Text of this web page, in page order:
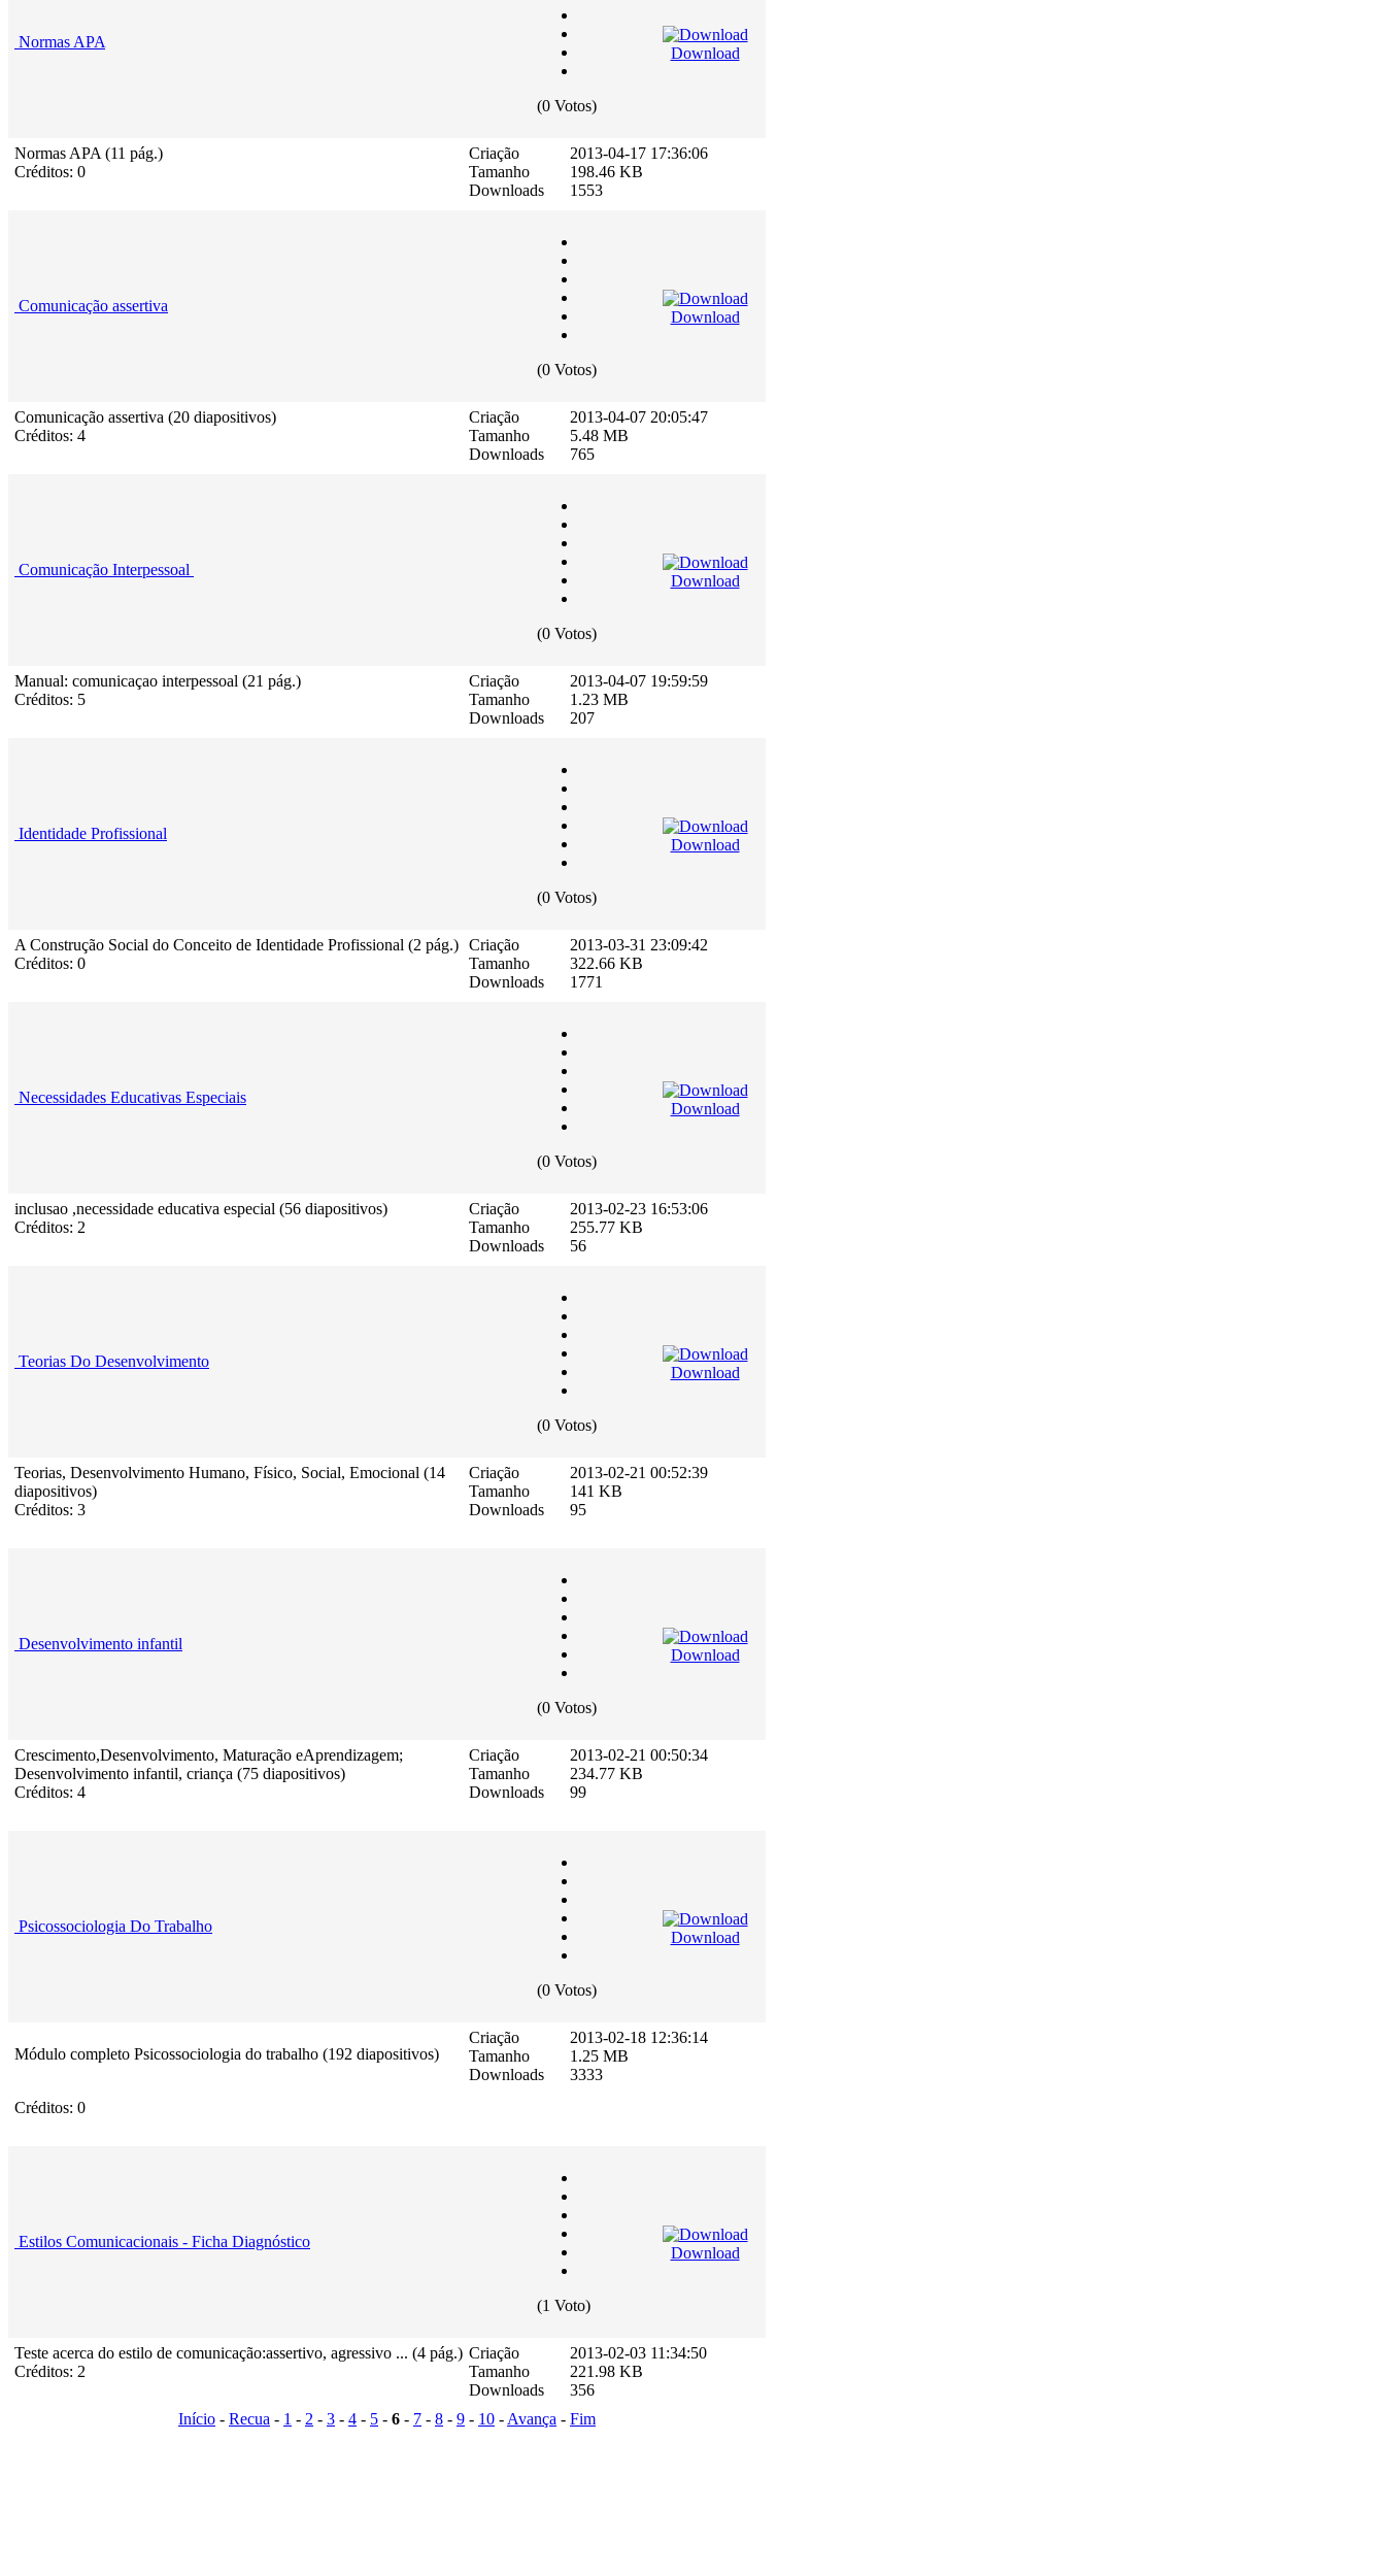
Normas APA
(0 Votos)
Download
Normas APA (11 pág.)
Créditos: 0
Criação
Tamanho
Downloads
2013-04-17 17:36:06
198.46 KB
1553
Comunicação assertiva
(0 Votos)
Download
Comunicação assertiva (20 diapositivos)
Créditos: 4
Criação
Tamanho
Downloads
2013-04-07 20:05:47
5.48 MB
765
Comunicação Interpessoal
(0 Votos)
Download
Manual: comunicaçao interpessoal (21 pág.)
Créditos: 5
Criação
Tamanho
Downloads
2013-04-07 19:59:59
1.23 MB
207
Identidade Profissional
(0 Votos)
Download
A Construção Social do Conceito de Identidade Profissional (2 pág.)
Créditos: 0
Criação
Tamanho
Downloads
2013-03-31 23:09:42
322.66 KB
1771
Necessidades Educativas Especiais
(0 Votos)
Download
inclusao ,necessidade educativa especial (56 diapositivos)
Créditos: 2
Criação
Tamanho
Downloads
2013-02-23 16:53:06
255.77 KB
56
Teorias Do Desenvolvimento
(0 Votos)
Download
Teorias, Desenvolvimento Humano, Físico, Social, Emocional (14
diapositivos)
Créditos: 3
Criação
Tamanho
Downloads
2013-02-21 00:52:39
141 KB
95
Desenvolvimento infantil
(0 Votos)
Download
Crescimento,Desenvolvimento, Maturação eAprendizagem;
Desenvolvimento infantil, criança (75 diapositivos)
Créditos: 4
Criação
Tamanho
Downloads
2013-02-21 00:50:34
234.77 KB
99
Psicossociologia Do Trabalho
(0 Votos)
Download
Módulo completo Psicossociologia do trabalho (192 diapositivos)
Créditos: 0
Criação
Tamanho
Downloads
2013-02-18 12:36:14
1.25 MB
3333
Estilos Comunicacionais - Ficha Diagnóstico
(1 Voto)
Download
Teste acerca do estilo de comunicação:assertivo, agressivo ... (4 pág.)
Créditos: 2
Criação
Tamanho
Downloads
2013-02-03 11:34:50
221.98 KB
356
Início - Recua - 1 - 2 - 3 - 4 - 5 - 6 - 7 - 8 - 9 - 10 -Avança - Fim